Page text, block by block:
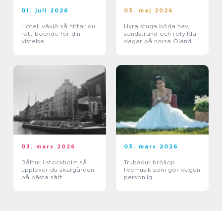
01. juli 2026
Hotell växjö så hittar du
rätt boende för din
vistelse
03. maj 2026
Hyra stuga böda hav,
sandstrand och rofyllda
dagar på norra Öland
03. mars 2026
Båttur i stockholm så
upplever du skärgården
på bästa sätt
03. mars 2026
Trubadur bröllop
livemusik som gör dagen
personlig